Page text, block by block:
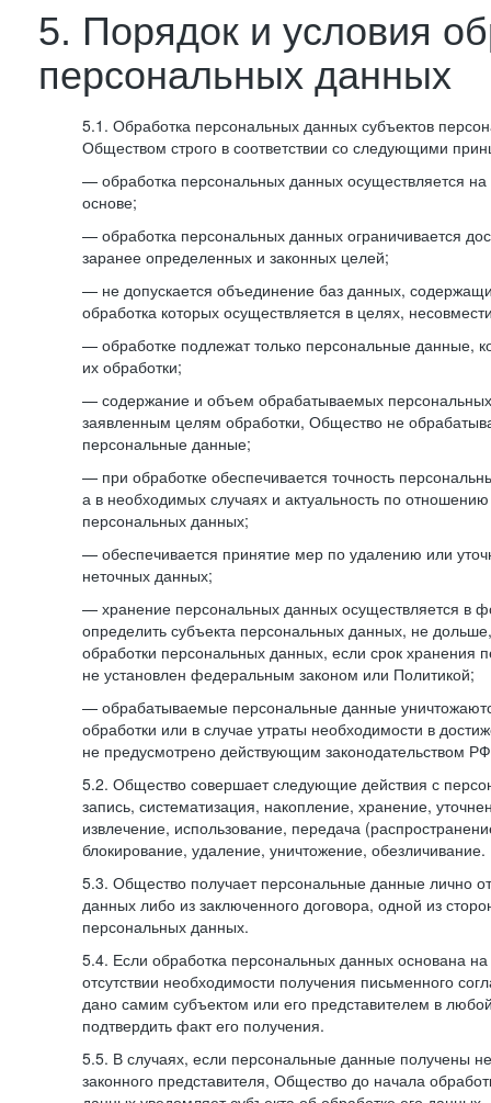
5. Порядок и условия
персональных данных
5.1. Обработка персональных данных субъектов
Обществом строго в соответствии со следующими
— обработка персональных данных осуществляется на
основе;
— обработка персональных данных ограничивается
заранее определенных и законных целей;
— не допускается объединение баз данных,
обработка которых осуществляется в целях,
— обработке подлежат только персональные данные,
их обработки;
— содержание и объем обрабатываемых персональных
заявленным целям обработки, Общество не
персональные данные;
— при обработке обеспечивается точность
а в необходимых случаях и актуальность по
персональных данных;
— обеспечивается принятие мер по удалению или
неточных данных;
— хранение персональных данных осуществляется в
определить субъекта персональных данных, не
обработки персональных данных, если срок хранения
не установлен федеральным законом или Политикой;
— обрабатываемые персональные данные
обработки или в случае утраты необходимости в
не предусмотрено действующим законодательством
5.2. Общество совершает следующие действия с
запись, систематизация, накопление, хранение,
извлечение, использование, передача
блокирование, удаление, уничтожение, обезличивание.
5.3. Общество получает персональные данные лично
данных либо из заключенного договора, одной из
персональных данных.
5.4. Если обработка персональных данных основана на
отсутствии необходимости получения письменного
дано самим субъектом или его представителем в
подтвердить факт его получения.
5.5. В случаях, если персональные данные получены
законного представителя, Общество до начала